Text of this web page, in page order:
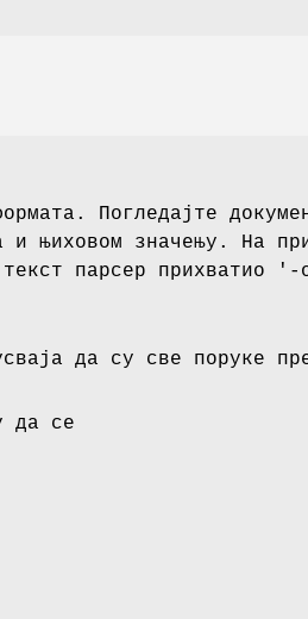
Погледајте
и њиховом значењу. На
парсер
да су све поруке
да се